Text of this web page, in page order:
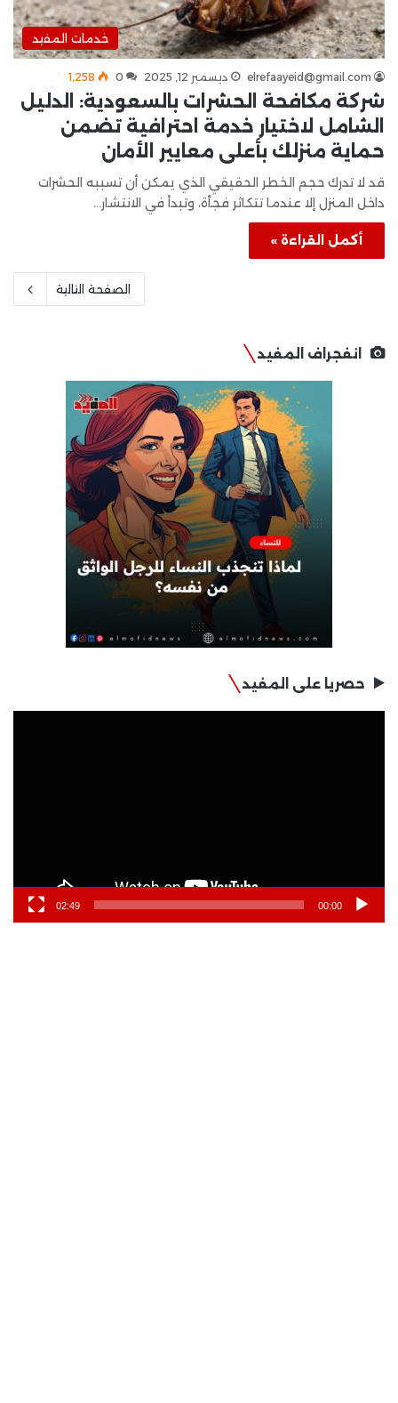
خدمات المفيد
elrefaayeid@gmail.com ديسمبر 12, 2025 0 1٬258
شركة مكافحة الحشرات بالسعودية: الدليل
الشامل لاختيار خدمة احترافية تضمن
حماية منزلك بأعلى معايير الأمان
قد لا تدرك حجم الخطر الحقيقي الذي يمكن أن تسببه الحشرات
داخل المنزل إلا عندما تتكاثر فجأة، وتبدأ في الانتشار…
أكمل القراءة »
الصفحة التالية
انفجراف المفيد
حصريا على المفيد
00:00
02:49